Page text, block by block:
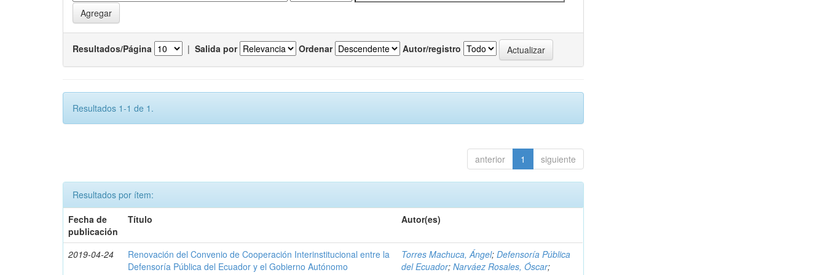
Resultados/Página | Salida por Ordenar Autor/registro
Resultados 1-1 de 1.
anterior 1 siguiente
Resultados por ítem:
Fecha de
publicación
Título Autor(es)
2019-04-24
Renovación del Convenio de Cooperación Interinstitucional entre la
Defensoría Pública del Ecuador y el Gobierno Autónomo
Torres Machuca, Ángel;Defensoría Pública
del Ecuador;Narváez Rosales, Óscar;